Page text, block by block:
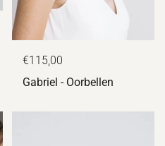
€115,00
Gabriel - Oorbellen